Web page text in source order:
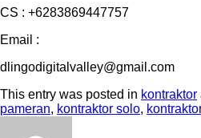
CS : +6283869447757
Email :
dlingodigitalvalley@gmail.com
This entry was posted in kontraktor
pameran, kontraktor solo,